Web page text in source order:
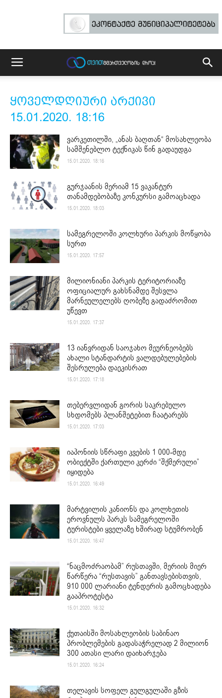
ყოველდღიური არქივი
15.01.2020. 18:16
ვარკეთილში, „ანას ბაღთან“ მოსახლეობა
სამშენებლო ტექნიკას წინ გადაუდგა
15.01.2020. 18:16
გურჯაანის მერიამ 15 ვაკანტურ
თანამდებობაზე კონკურსი გამოაცხადა
15.01.2020. 18:03
სამეგრელოში კოლხური პარკის მოწყობა
სურთ
15.01.2020. 17:57
მილიონიანი პარკის ტერიტორიაზე
ოფიციალურ გახსნამდე შესვლა
მარნეულელებს ღობეზე გადაძრომით
უწევთ
15.01.2020. 17:37
13 იანვრიდან საოჯახო მეურნეობებს
ახალი სტანდარტის ვალდებულებების
შესრულება დაეკისრათ
15.01.2020. 17:18
თებერვლიდან გორის საკრებულო
სხდომებს პლანშეტებით ჩაატარებს
15.01.2020. 17:03
იაპონიის სწრაფი კვების 1 000-მდე
ობიექტში ქართული კერძი “შქმერული”
იყიდება
15.01.2020. 16:49
მარტვილის კანიონს და კოლხეთის
ეროვნულს პარკს სამეგრელოში
ტურისტები ყველაზე ხშირად სტუმრობენ
15.01.2020. 16:47
“ნაცმოძრაობამ” რუსთავში, მერიის მიერ
წარწერა “რუსთავის” განთავსებისთვის,
910 000 ლარიანი ტენდერის გამოცხადება
გააპროტესტა
15.01.2020. 16:32
ქუთაისში მოსახლეობის საბინაო
პრობლემების გადასაჭრელად 2 მილიონ
300 ათასი ლარი დაიხარჯება
15.01.2020. 16:24
თელავის სოფელ გულგულაში გზის